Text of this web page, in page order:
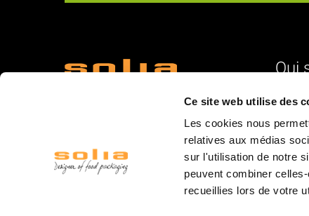
Ce site web utilise des
Les cookies nous
relatives aux médias
sur l'utilisation de notre
peuvent combiner
recueillies lors de votre
Qui
Nos
La
L'équipe
La